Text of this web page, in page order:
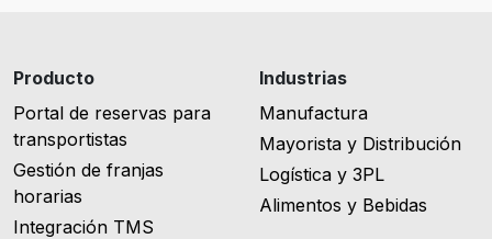
Producto
Portal de reservas para
transportistas
Gestión de franjas
horarias
Integración TMS
Industrias
Manufactura
Mayorista y Distribución
Logística y 3PL
Alimentos y Bebidas